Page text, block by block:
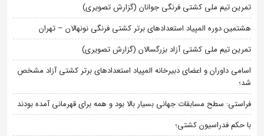
تمرین تیم ملی کشتی فرنگی جوانان (گزارش تصویری)
هشتمین دوره المپیاد استعدادهای برتر کشتی فرنگی نونهالان – تهران
تمرین تیم ملی کشتی آزاد بزرگسالان (گزارش تصویری)
اسامی داوران و اعضای دبیرخانه المپیاد استعدادهای برتر کشتی آزاد مشخص
شد؛
فراستی: سطح مسابقات جهانی بسیار بالا بود و همه برای قهرمانی آمده بودند
با حکم فدراسیون کشتی؛